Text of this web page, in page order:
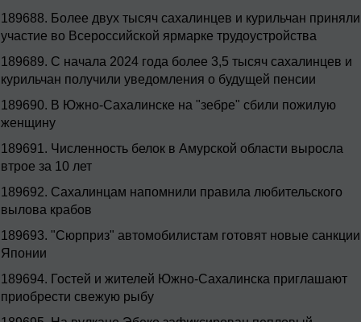
189688. Более двух тысяч сахалинцев и курильчан приняли
участие во Всероссийской ярмарке трудоустройства
189689. С начала 2024 года более 3,5 тысяч сахалинцев и
курильчан получили уведомления о будущей пенсии
189690. В Южно-Сахалинске на "зебре" сбили пожилую
женщину
189691. Численность белок в Амурской области выросла
втрое за 10 лет
189692. Сахалинцам напомнили правила любительского
вылова крабов
189693. "Сюрприз" автомобилистам готовят новые санкции
Японии
189694. Гостей и жителей Южно-Сахалинска приглашают
приобрести свежую рыбу